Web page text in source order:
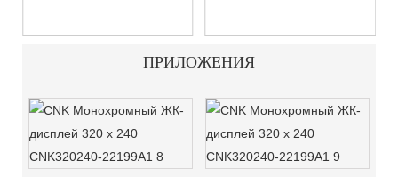
ПРИЛОЖЕНИЯ